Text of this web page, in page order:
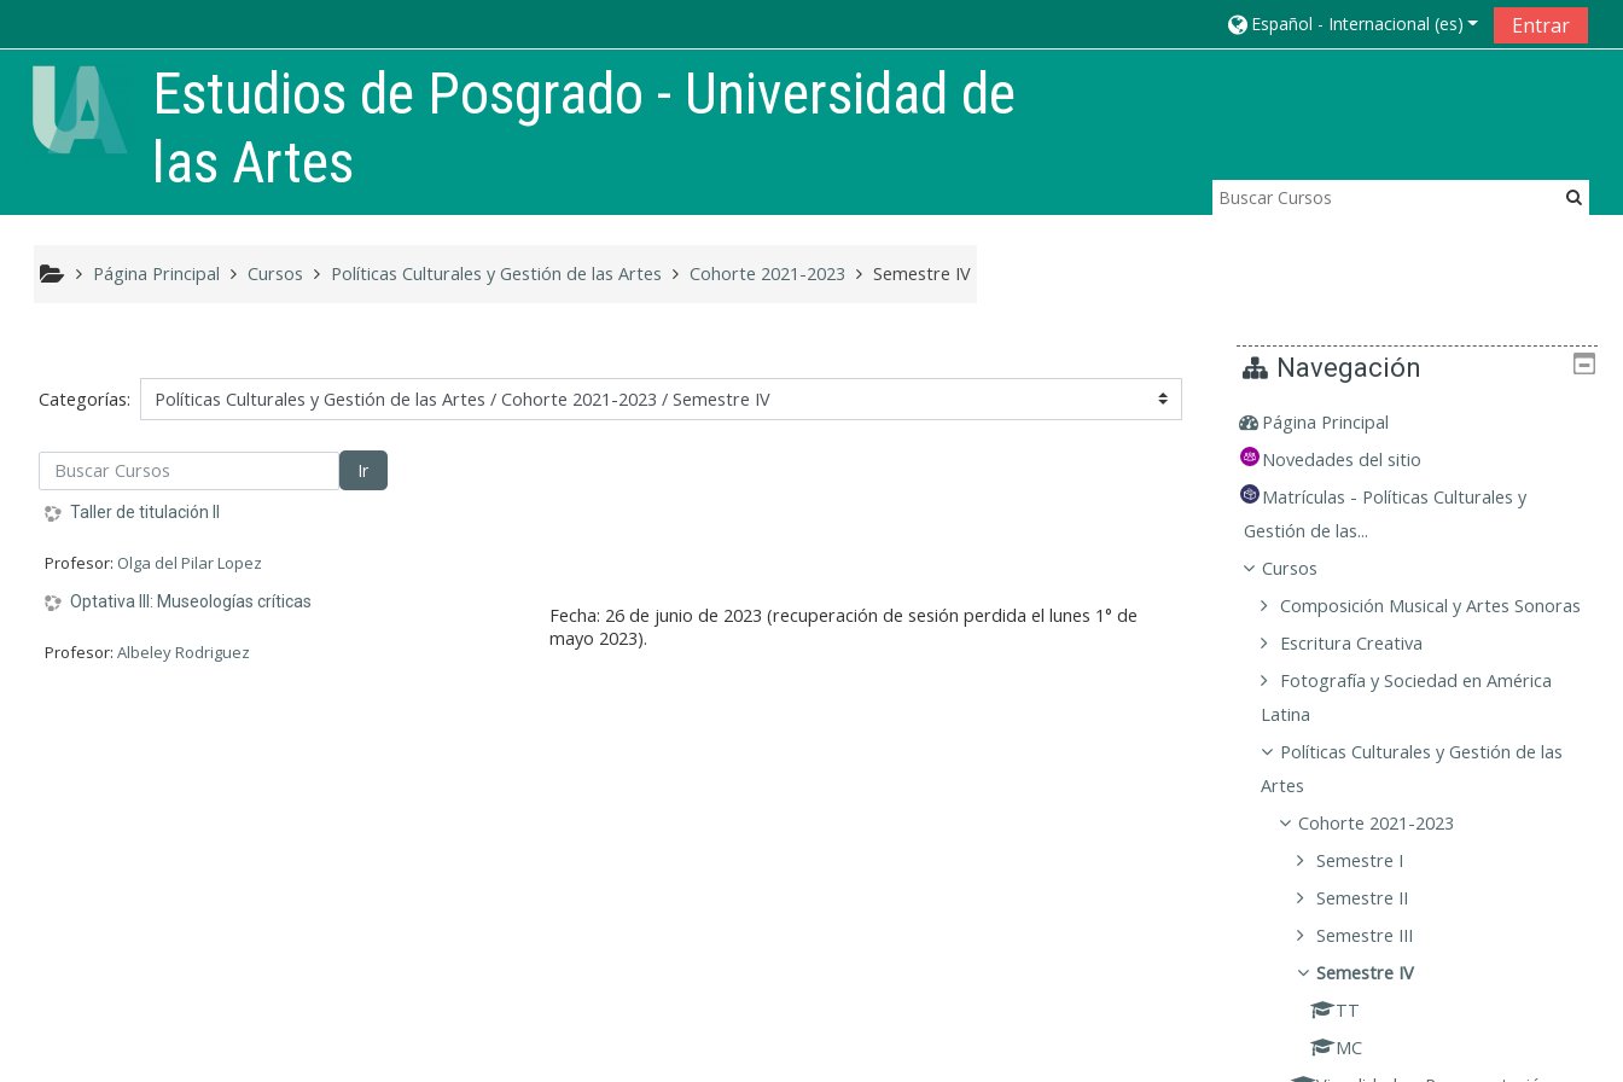
Español - Internacional ‎(es)‎ Entrar
Estudios de Posgrado - Universidad de
las Artes
Página Principal Cursos Políticas Culturales y Gestión de las Artes Cohorte 2021-2023 Semestre IV
Categorías:
Cursos Ir
Taller de titulación II
Profesor: Olga del Pilar Lopez
Optativa III: Museologías críticas
Fecha: 26 de junio de 2023 (recuperación de sesión perdida el lunes 1° de
mayo 2023).
Profesor:Albeley Rodriguez
Navegación
Página Principal
Novedades del sitio
Matrículas - Políticas Culturales y
Gestión de las...
Cursos
Composición Musical y Artes Sonoras
Escritura Creativa
Fotografía y Sociedad en América
Latina
Políticas Culturales y Gestión de las
Artes
Cohorte 2021-2023
Semestre I
Semestre II
Semestre III
Semestre IV
TT
MC